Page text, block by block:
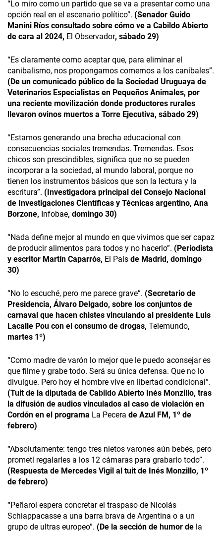
“Lo miro como un partido que se va a presentar como una
opción real en el escenario político”. (Senador Guido
Manini Ríos consultado sobre cómo ve a Cabildo Abierto
de cara al 2024, El Observador, sábado 29)
“Es claramente como aceptar que, para eliminar el
canibalismo, nos propongamos comernos a los caníbales”.
(De un comunicado público de la Sociedad Uruguaya de
Veterinarios Especialistas en Pequeños Animales, por
una reciente movilización donde productores rurales
llevaron ovinos muertos a Torre Ejecutiva, sábado 29)
“Estamos generando una brecha educacional con
consecuencias sociales tremendas. Tremendas. Esos
chicos son prescindibles, significa que no se pueden
incorporar a la sociedad, al mundo laboral, porque no
tienen los instrumentos básicos que son la lectura y la
escritura”. (Investigadora principal del Consejo Nacional
de Investigaciones Científicas y Técnicas argentino, Ana
Borzone, Infobae, domingo 30)
“Nada define mejor al mundo en que vivimos que ser capaz
de producir alimentos para todos y no hacerlo”. (Periodista
y escritor Martín Caparrós, El País de Madrid, domingo
30)
“No lo escuché, pero me parece grave”. (Secretario de
Presidencia, Álvaro Delgado, sobre los conjuntos de
carnaval que hacen chistes vinculando al presidente Luis
Lacalle Pou con el consumo de drogas, Telemundo,
martes 1º)
“Como madre de varón lo mejor que le puedo aconsejar es
que filme y grabe todo. Será su única defensa. Que no lo
divulgue. Pero hoy el hombre vive en libertad condicional”.
(Tuit de la diputada de Cabildo Abierto Inés Monzillo, tras
la difusión de audios vinculados al caso de violación en
Cordón en el programa La Pecera de Azul FM, 1º de
febrero)
“Absolutamente: tengo tres nietos varones aún bebés, pero
prometí regalarles a los 12 cámaras para grabarlo todo”.
(Respuesta de Mercedes Vigil al tuit de Inés Monzillo, 1º
de febrero)
“Peñarol espera concretar el traspaso de Nicolás
Schiappacasse a una barra brava de Argentina o a un
grupo de ultras europeo”. (De la sección de humor de la